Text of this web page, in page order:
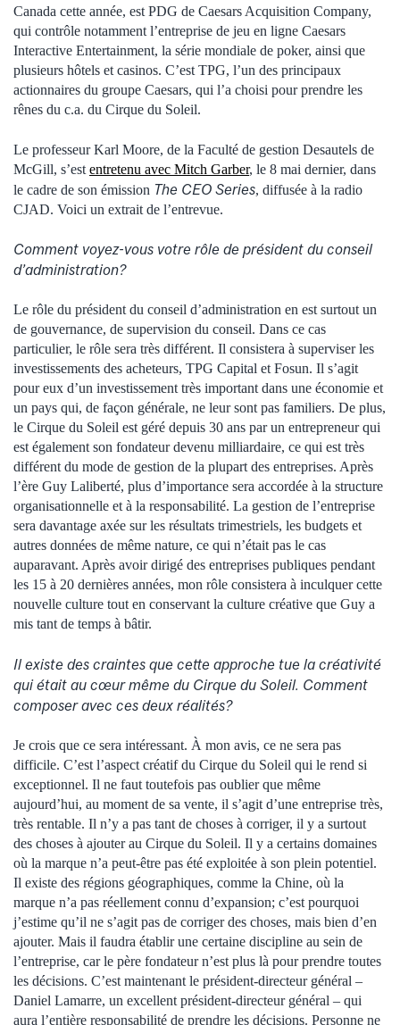
Canada cette année, est PDG de Caesars Acquisition Company,
qui contrôle notamment l’entreprise de jeu en ligne Caesars
Interactive Entertainment, la série mondiale de poker, ainsi que
plusieurs hôtels et casinos. C’est TPG, l’un des principaux
actionnaires du groupe Caesars, qui l’a choisi pour prendre les
rênes du c.a. du Cirque du Soleil.
Le professeur Karl Moore, de la Faculté de gestion Desautels de
McGill, s’est entretenu avec Mitch Garber, le 8 mai dernier, dans
le cadre de son émission The CEO Series, diffusée à la radio
CJAD. Voici un extrait de l’entrevue.
Comment voyez-vous votre rôle de président du conseil
d’administration?
Le rôle du président du conseil d’administration en est surtout un
de gouvernance, de supervision du conseil. Dans ce cas
particulier, le rôle sera très différent. Il consistera à superviser les
investissements des acheteurs, TPG Capital et Fosun. Il s’agit
pour eux d’un investissement très important dans une économie et
un pays qui, de façon générale, ne leur sont pas familiers. De plus,
le Cirque du Soleil est géré depuis 30 ans par un entrepreneur qui
est également son fondateur devenu milliardaire, ce qui est très
différent du mode de gestion de la plupart des entreprises. Après
l’ère Guy Laliberté, plus d’importance sera accordée à la structure
organisationnelle et à la responsabilité. La gestion de l’entreprise
sera davantage axée sur les résultats trimestriels, les budgets et
autres données de même nature, ce qui n’était pas le cas
auparavant. Après avoir dirigé des entreprises publiques pendant
les 15 à 20 dernières années, mon rôle consistera à inculquer cette
nouvelle culture tout en conservant la culture créative que Guy a
mis tant de temps à bâtir.
Il existe des craintes que cette approche tue la créativité
qui était au cœur même du Cirque du Soleil. Comment
composer avec ces deux réalités?
Je crois que ce sera intéressant. À mon avis, ce ne sera pas
difficile. C’est l’aspect créatif du Cirque du Soleil qui le rend si
exceptionnel. Il ne faut toutefois pas oublier que même
aujourd’hui, au moment de sa vente, il s’agit d’une entreprise très,
très rentable. Il n’y a pas tant de choses à corriger, il y a surtout
des choses à ajouter au Cirque du Soleil. Il y a certains domaines
où la marque n’a peut-être pas été exploitée à son plein potentiel.
Il existe des régions géographiques, comme la Chine, où la
marque n’a pas réellement connu d’expansion; c’est pourquoi
j’estime qu’il ne s’agit pas de corriger des choses, mais bien d’en
ajouter. Mais il faudra établir une certaine discipline au sein de
l’entreprise, car le père fondateur n’est plus là pour prendre toutes
les décisions. C’est maintenant le président-directeur général –
Daniel Lamarre, un excellent président-directeur général – qui
aura l’entière responsabilité de prendre les décisions. Personne ne